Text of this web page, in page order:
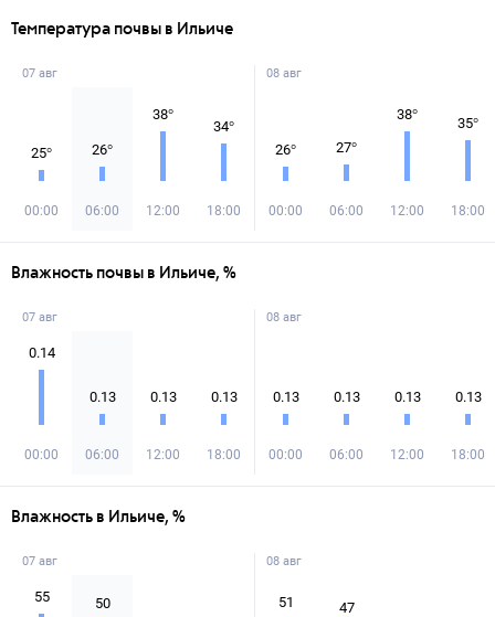
Температура почвы в Ильиче
07 авг
25°
00:00
26°
06:00
38°
12:00
34°
18:00
08 авг
26°
00:00
27°
06:00
38°
12:00
35°
18:00
Влажность почвы в Ильиче, %
07 авг
0.14
00:00
0.13
06:00
0.13
12:00
0.13
18:00
08 авг
0.13
00:00
0.13
06:00
0.13
12:00
0.13
18:00
Влажность в Ильиче, %
07 авг
55 50
08 авг
51 47